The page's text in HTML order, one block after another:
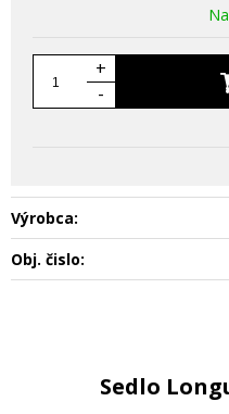
+
-
Výrobca:
Obj. čislo:
Sedlo